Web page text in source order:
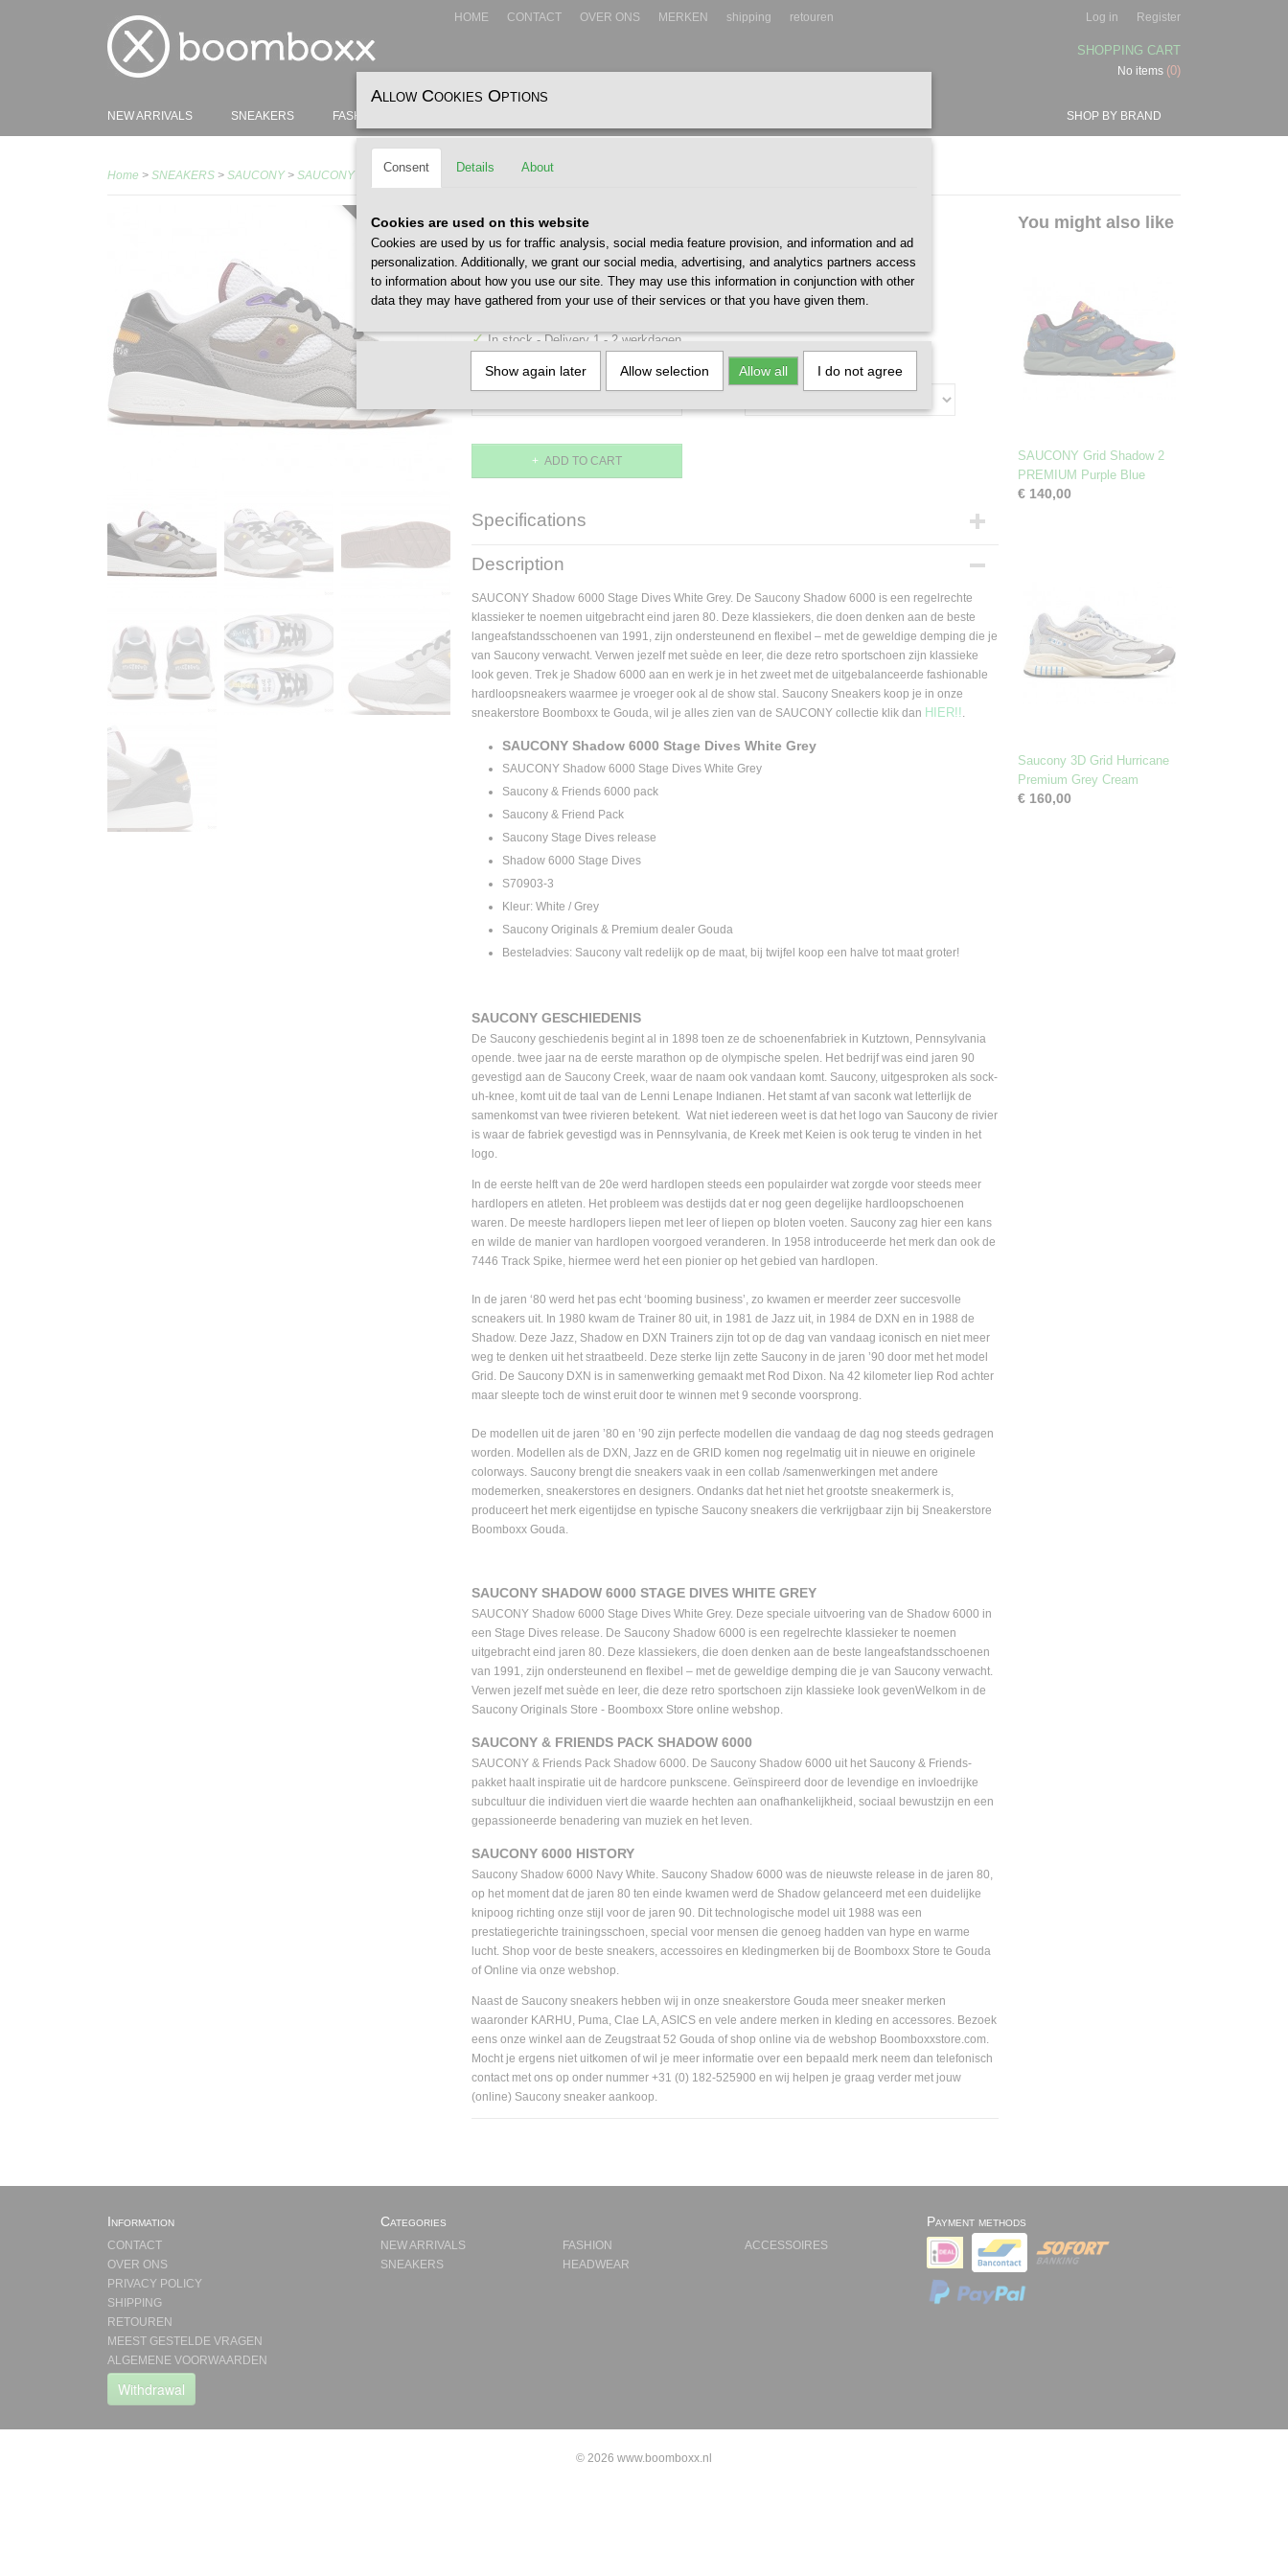
HOME CONTACT OVER ONS MERKEN shipping retouren Log in Register
SHOPPING CART
No items (0)
SHOP BY BRAND
NEW ARRIVALS SNEAKERS FASHION
Home > SNEAKERS > SAUCONY> SAUCONY Shadow 6000 Stage Dives White Grey
LIMITED
SAUCONY Shadow 6000 Stage Dives
White Grey
€ 160,00 (including VAT 21%)
✓ In stock - Delivery 1 - 2 werkdagen
Size / Maat Quantity
ADD TO CART
Specifications
Supplier product code
Description
SAUCONY Shadow 6000 Stage Dives White Grey. De Saucony Shadow 6000 is een regelrechte
klassieker te noemen uitgebracht eind jaren 80. Deze klassiekers, die doen denken aan de beste
langeafstandsschoenen van 1991, zijn ondersteunend en flexibel – met de geweldige demping die je
van Saucony verwacht. Verwen jezelf met suède en leer, die deze retro sportschoen zijn klassieke
look geven. Trek je Shadow 6000 aan en werk je in het zweet met de uitgebalanceerde fashionable
hardloopsneakers waarmee je vroeger ook al de show stal. Saucony Sneakers koop je in onze
sneakerstore Boomboxx te Gouda, wil je alles zien van de SAUCONY collectie klik dan HIER!!.
SAUCONY Shadow 6000 Stage Dives White Grey
SAUCONY Shadow 6000 Stage Dives White Grey
Saucony & Friends 6000 pack
Saucony & Friend Pack
Saucony Stage Dives release
Shadow 6000 Stage Dives
S70903-3
Kleur: White / Grey
Saucony Originals & Premium dealer Gouda
Besteladvies: Saucony valt redelijk op de maat, bij twijfel koop een halve tot maat groter!
SAUCONY GESCHIEDENIS
De Saucony geschiedenis begint al in 1898 toen ze de schoenenfabriek in Kutztown, Pennsylvania
opende. twee jaar na de eerste marathon op de olympische spelen. Het bedrijf was eind jaren 90
gevestigd aan de Saucony Creek, waar de naam ook vandaan komt. Saucony, uitgesproken als sock-
uh-knee, komt uit de taal van de Lenni Lenape Indianen. Het stamt af van saconk wat letterlijk de
samenkomst van twee rivieren betekent. Wat niet iedereen weet is dat het logo van Saucony de rivier
is waar de fabriek gevestigd was in Pennsylvania, de Kreek met Keien is ook terug te vinden in het
logo.
In de eerste helft van de 20e werd hardlopen steeds een populairder wat zorgde voor steeds meer
hardlopers en atleten. Het probleem was destijds dat er nog geen degelijke hardloopschoenen
waren. De meeste hardlopers liepen met leer of liepen op bloten voeten. Saucony zag hier een kans
en wilde de manier van hardlopen voorgoed veranderen. In 1958 introduceerde het merk dan ook de
7446 Track Spike, hiermee werd het een pionier op het gebied van hardlopen.
In de jaren ‘80 werd het pas echt ‘booming business’, zo kwamen er meerder zeer succesvolle
scneakers uit. In 1980 kwam de Trainer 80 uit, in 1981 de Jazz uit, in 1984 de DXN en in 1988 de
Shadow. Deze Jazz, Shadow en DXN Trainers zijn tot op de dag van vandaag iconisch en niet meer
weg te denken uit het straatbeeld. Deze sterke lijn zette Saucony in de jaren ’90 door met het model
Grid. De Saucony DXN is in samenwerking gemaakt met Rod Dixon. Na 42 kilometer liep Rod achter
maar sleepte toch de winst eruit door te winnen met 9 seconde voorsprong.
De modellen uit de jaren ’80 en ’90 zijn perfecte modellen die vandaag de dag nog steeds gedragen
worden. Modellen als de DXN, Jazz en de GRID komen nog regelmatig uit in nieuwe en originele
colorways. Saucony brengt die sneakers vaak in een collab /samenwerkingen met andere
modemerken, sneakerstores en designers. Ondanks dat het niet het grootste sneakermerk is,
produceert het merk eigentijdse en typische Saucony sneakers die verkrijgbaar zijn bij Sneakerstore
Boomboxx Gouda.
SAUCONY SHADOW 6000 STAGE DIVES WHITE GREY
SAUCONY Shadow 6000 Stage Dives White Grey. Deze speciale uitvoering van de Shadow 6000 in
een Stage Dives release. De Saucony Shadow 6000 is een regelrechte klassieker te noemen
uitgebracht eind jaren 80. Deze klassiekers, die doen denken aan de beste langeafstandsschoenen
van 1991, zijn ondersteunend en flexibel – met de geweldige demping die je van Saucony verwacht.
Verwen jezelf met suède en leer, die deze retro sportschoen zijn klassieke look gevenWelkom in de
Saucony Originals Store - Boomboxx Store online webshop.
SAUCONY & FRIENDS PACK SHADOW 6000
SAUCONY & Friends Pack Shadow 6000. De Saucony Shadow 6000 uit het Saucony & Friends-
pakket haalt inspiratie uit de hardcore punkscene. Geïnspireerd door de levendige en invloedrijke
subcultuur die individuen viert die waarde hechten aan onafhankelijkheid, sociaal bewustzijn en een
gepassioneerde benadering van muziek en het leven.
SAUCONY 6000 HISTORY
Saucony Shadow 6000 Navy White. Saucony Shadow 6000 was de nieuwste release in de jaren 80,
op het moment dat de jaren 80 ten einde kwamen werd de Shadow gelanceerd met een duidelijke
knipoog richting onze stijl voor de jaren 90. Dit technologische model uit 1988 was een
prestatiegerichte trainingsschoen, special voor mensen die genoeg hadden van hype en warme
lucht. Shop voor de beste sneakers, accessoires en kledingmerken bij de Boomboxx Store te Gouda
of Online via onze webshop.
Naast de Saucony sneakers hebben wij in onze sneakerstore Gouda meer sneaker merken
waaronder KARHU, Puma, Clae LA, ASICS en vele andere merken in kleding en accessores. Bezoek
eens onze winkel aan de Zeugstraat 52 Gouda of shop online via de webshop Boomboxxstore.com.
Mocht je ergens niet uitkomen of wil je meer informatie over een bepaald merk neem dan telefonisch
contact met ons op onder nummer +31 (0) 182-525900 en wij helpen je graag verder met jouw
(online) Saucony sneaker aankoop.
You might also like
SAUCONY Grid Shadow 2
PREMIUM Purple Blue
€ 140,00
Saucony 3D Grid Hurricane
Premium Grey Cream
€ 160,00
Information
CONTACT
OVER ONS
PRIVACY POLICY
SHIPPING
RETOUREN
MEEST GESTELDE VRAGEN
ALGEMENE VOORWAARDEN
Withdrawal
Categories
NEW ARRIVALS
SNEAKERS
FASHION
HEADWEAR
ACCESSOIRES
Payment methods
© 2026 www.boomboxx.nl
Allow Cookies Options
Consent Details About
Cookies are used on this website
Cookies are used by us for traffic analysis, social media feature provision, and information and ad
personalization. Additionally, we grant our social media, advertising, and analytics partners access
to information about how you use our site. They may use this information in conjunction with other
data they may have gathered from your use of their services or that you have given them.
Show again later Allow selection Allow all I do not agree